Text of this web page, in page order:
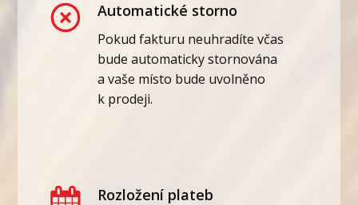
Automatické storno
Pokud fakturu neuhradíte včas
bude automaticky stornována
a vaše místo bude uvolněno
k prodeji.
Rozložení plateb